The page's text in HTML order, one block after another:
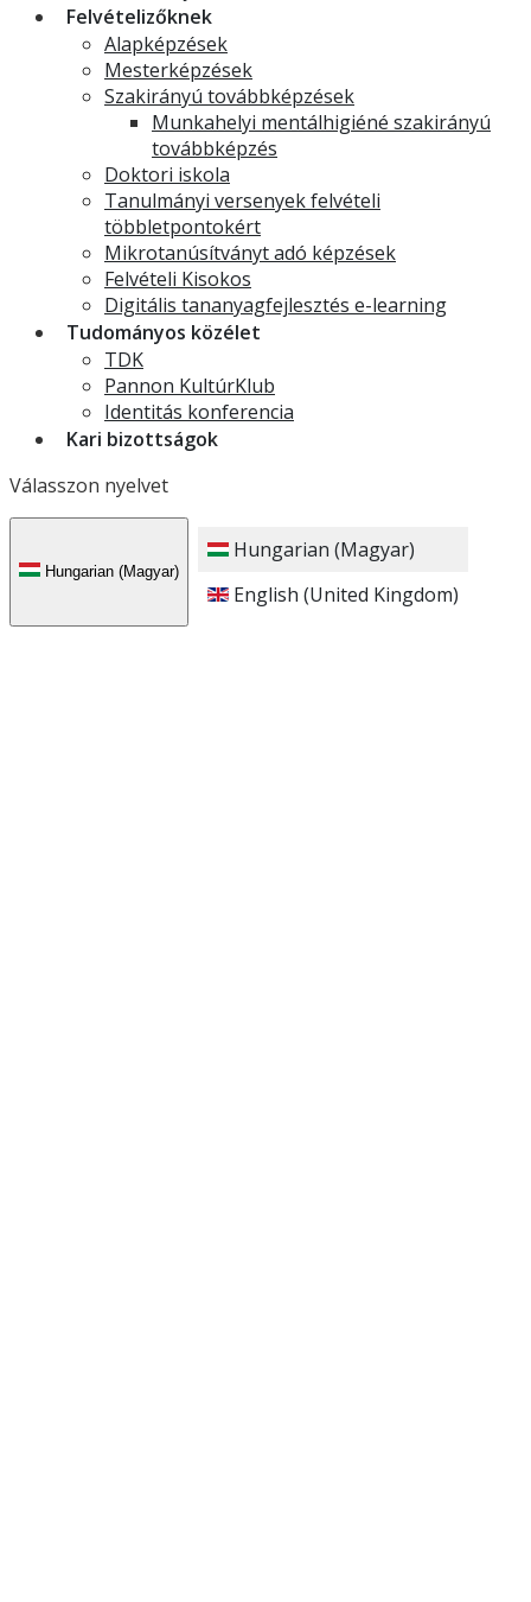
Felvételizőknek
Alapképzések
Mesterképzések
Szakirányú továbbképzések
Munkahelyi mentálhigiéné szakirányú
továbbképzés
Doktori iskola
Tanulmányi versenyek felvételi
többletpontokért
Mikrotanúsítványt adó képzések
Felvételi Kisokos
Digitális tananyagfejlesztés e-learning
Tudományos közélet
TDK
Pannon KultúrKlub
Identitás konferencia
Kari bizottságok
Válasszon nyelvet
Hungarian (Magyar)
Hungarian (Magyar)
English (United Kingdom)